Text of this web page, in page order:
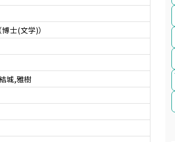
士(文学)）
城,雅樹